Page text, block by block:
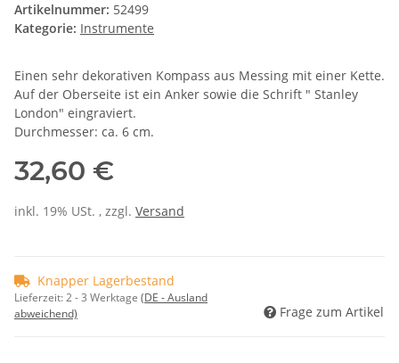
Artikelnummer: 52499
Kategorie: Instrumente
Einen sehr dekorativen Kompass aus Messing mit einer Kette.
Auf der Oberseite ist ein Anker sowie die Schrift " Stanley
London" eingraviert.
Durchmesser: ca. 6 cm.
32,60 €
inkl. 19% USt. , zzgl. Versand
Knapper Lagerbestand
Lieferzeit:2 - 3 Werktage (DE - Ausland
abweichend)
Frage zum Artikel